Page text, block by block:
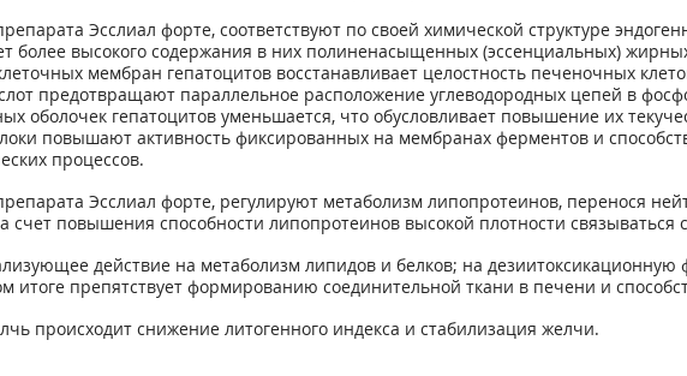
Эсслиал форте, соответствуют по своей химической структуре
более высокого содержания в них полиненасыщенных (эссенциальных)
мембран гепатоцитов восстанавливает целостность печеночных
предотвращают параллельное расположение углеводородных цепей в
оболочек гепатоцитов уменьшается, что обусловливает повышение их
повышают активность фиксированных на мембранах ферментов и
процессов.
Эсслиал форте, регулируют метаболизм липопротеинов, перенося
счет повышения способности липопротеинов высокой плотности связываться
действие на метаболизм липидов и белков; на
итоге препятствует формированию соединительной ткани в печени и
происходит снижение литогенного индекса и стабилизация желчи.